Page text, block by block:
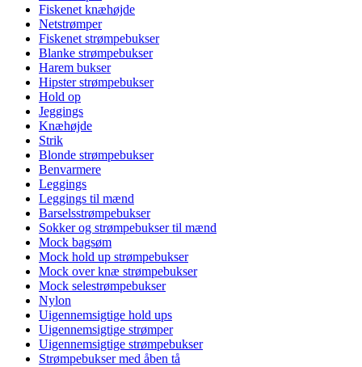
Fiskenet knæhøjde
Netstrømper
Fiskenet strømpebukser
Blanke strømpebukser
Harem bukser
Hipster strømpebukser
Hold op
Jeggings
Knæhøjde
Strik
Blonde strømpebukser
Benvarmere
Leggings
Leggings til mænd
Barselsstrømpebukser
Sokker og strømpebukser til mænd
Mock bagsøm
Mock hold up strømpebukser
Mock over knæ strømpebukser
Mock selestrømpebukser
Nylon
Uigennemsigtige hold ups
Uigennemsigtige strømper
Uigennemsigtige strømpebukser
Strømpebukser med åben tå